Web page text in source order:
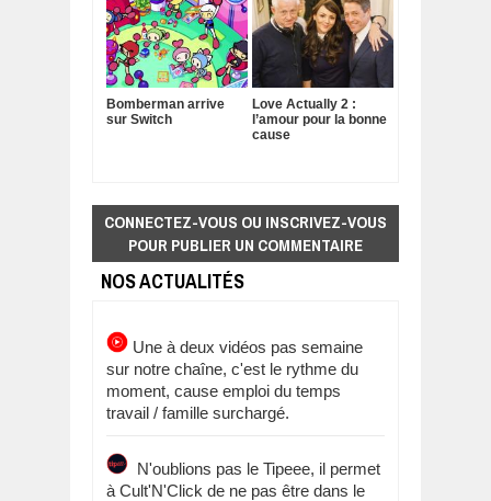
Bomberman arrive
sur Switch
Love Actually 2 :
l’amour pour la bonne
cause
CONNECTEZ-VOUS OU INSCRIVEZ-VOUS
POUR PUBLIER UN COMMENTAIRE
NOS ACTUALITÉS
Une à deux vidéos pas semaine
sur notre chaîne, c'est le rythme du
moment, cause emploi du temps
travail / famille surchargé.
N'oublions pas le Tipeee, il permet
à Cult'N'Click de ne pas être dans le